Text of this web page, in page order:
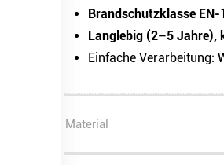
Brandschutzklasse EN-
Langlebig (2–5 Jahre),
Einfache Verarbeitung:
Material